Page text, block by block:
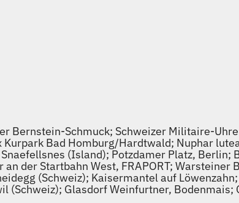
Bernstein-Schmuck; Schweizer Militaire-
Bad Homburg/Hardtwald; Nuphar
(Island); Potzdamer Platz, Berlin;
der Startbahn West, FRAPORT; Warsteiner
(Schweiz); Kaisermantel auf
(Schweiz); Glasdorf Weinfurtner,